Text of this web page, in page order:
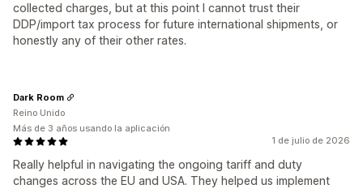
collected charges, but at this point I cannot trust their
DDP/import tax process for future international shipments, or
honestly any of their other rates.
1 de julio de 2026
Really helpful in navigating the ongoing tariff and duty
changes across the EU and USA. They helped us implement
Dark Room
Reino Unido
Más de 3 años usando la aplicación